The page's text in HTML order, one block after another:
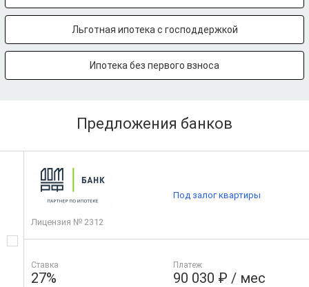
Льготная ипотека с господдержкой
Ипотека без первого взноса
Предложения банков
Лицензия № 2312
Ставка
27%
Платеж
90 030 ₽ / мес
Под залог квартиры